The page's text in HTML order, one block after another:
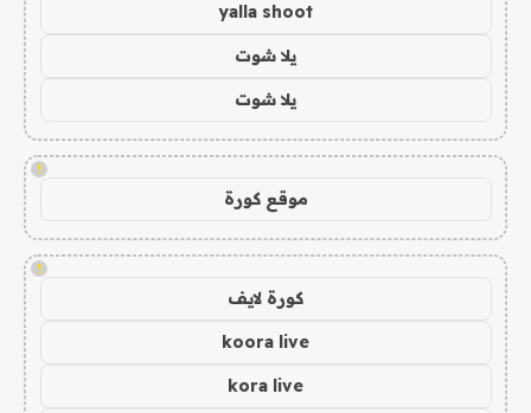
yalla shoot
يلا شوت
يلا شوت
!
موقع كورة
!
كورة لايف
koora live
kora live